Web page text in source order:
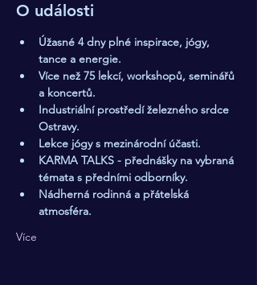
O události
Úžasné 4 dny plné inspirace, jógy,
tance a energie.
Více než 75 lekcí, workshopů, seminářů
a koncertů.
Industriální prostředí železného srdce
Ostravy.
Lekce jógy s mezinárodní účasti.
KARMA TALKS - přednášky na vybraná
témata s předními odborníky.
Nádherná rodinná a přátelská
atmosféra.
Více